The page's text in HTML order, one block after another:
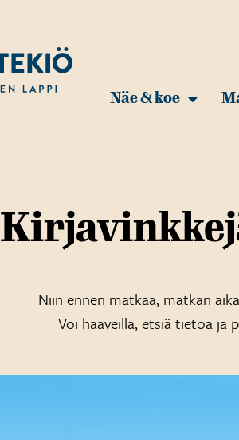
Näe & koe
Niin ennen matkaa, matkan
Voi haaveilla, etsiä tietoa ja